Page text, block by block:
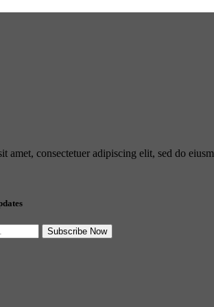
amet, consectetuer adipiscing elit, sed do
Subscribe Now